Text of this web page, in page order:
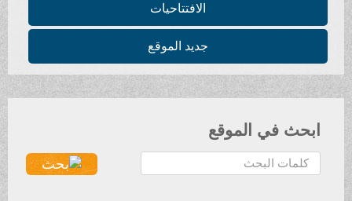
الافتتاحيات
جديد الموقع
ابحث في الموقع